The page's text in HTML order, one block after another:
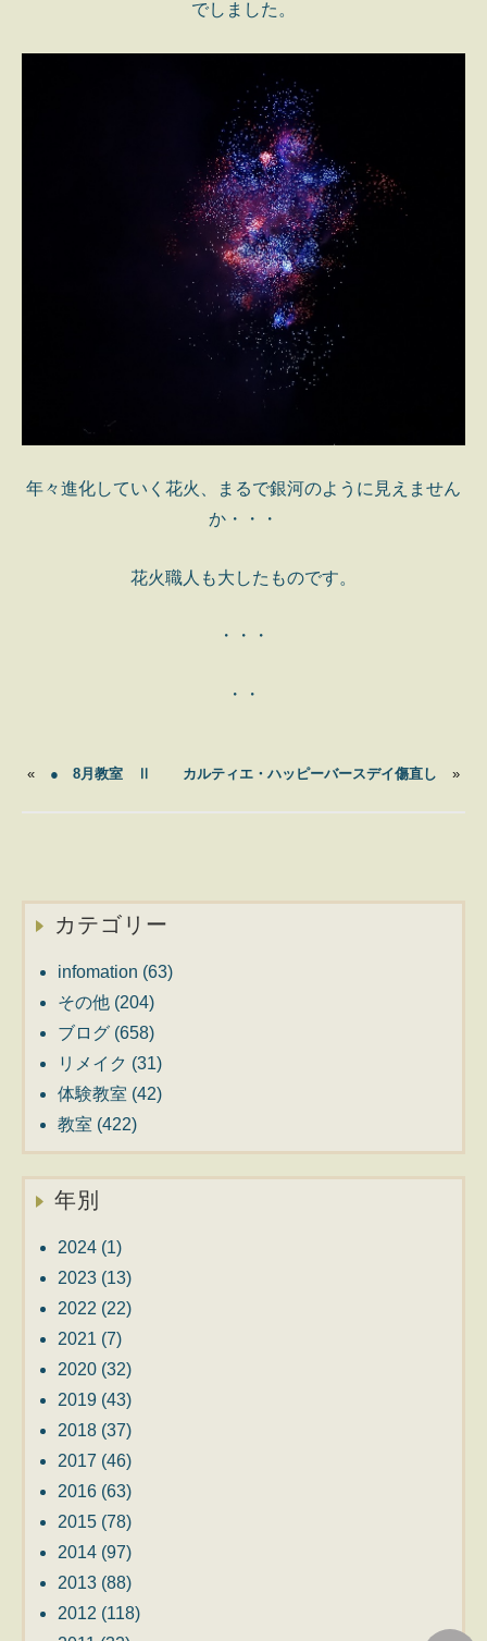
でしました。
年々進化していく花火、まるで銀河のように見えません
か・・・
花火職人も大したものです。
・・・
・・
« ● 8月教室 Ⅱ カルティエ・ハッピーバースデイ傷直し »
カテゴリー
infomation (63)
その他 (204)
ブログ (658)
リメイク (31)
体験教室 (42)
教室 (422)
年別
2024 (1)
2023 (13)
2022 (22)
2021 (7)
2020 (32)
2019 (43)
2018 (37)
2017 (46)
2016 (63)
2015 (78)
2014 (97)
2013 (88)
2012 (118)